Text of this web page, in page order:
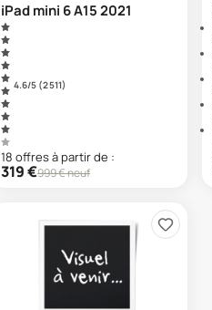
iPad mini 6 A15 2021
4.6/5 (2 511)
18 offresà partir de :
319€999€ neuf